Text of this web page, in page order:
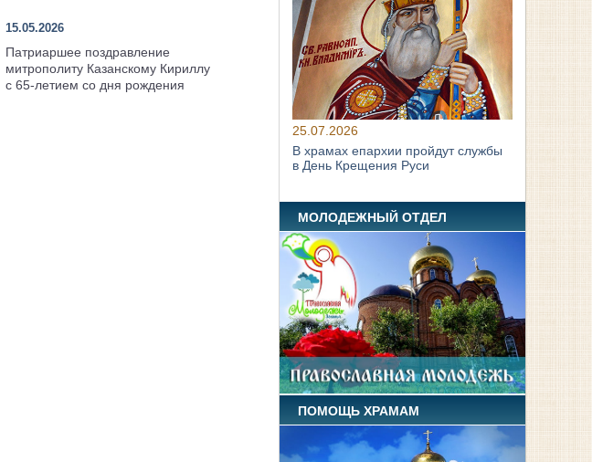
15.05.2026
Патриаршее поздравление
митрополиту Казанскому Кириллу
с 65-летием со дня рождения
25.07.2026
В храмах епархии пройдут службы
в День Крещения Руси
МОЛОДЕЖНЫЙ ОТДЕЛ
ПОМОЩЬ ХРАМАМ